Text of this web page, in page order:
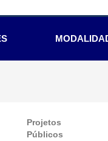
Projetos
Públicos